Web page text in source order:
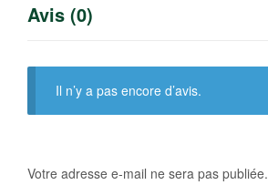
Avis (0)
Il n’y a pas encore d’avis.
Votre adresse e-mail ne sera pas publiée.